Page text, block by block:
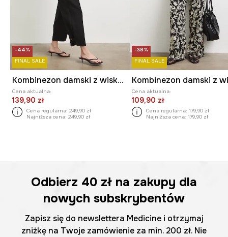
-44%
FINAL SALE
Kombinezon damski z wiskozą
Cena aktualna:
139,90 zł
Cena regularna: 249,90 zł
Najniższa cena: 249,90 zł
-38%
FINAL SALE
Cena aktualna:
109,90 zł
Cena regularna: 179,90 zł
Najniższa cena: 179,90 zł
Odbierz 40 zł na zakupy dla
nowych subskrybentów
Zapisz się do newslettera Medicine i otrzymaj
zniżkę na Twoje zamówienie za min. 200 zł. Nie